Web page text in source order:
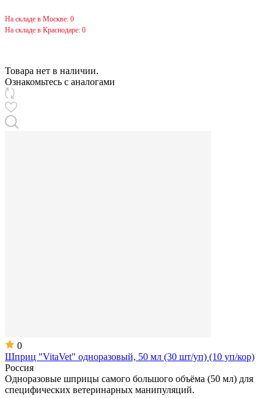
На складе в Москве: 0
На складе в Краснодаре: 0
Товара нет в наличии.
Ознакомьтесь с аналогами
0
Шприц "VitaVet" одноразовый, 50 мл (30 шт/уп) (10 уп/кор)
Россия
Одноразовые шприцы самого большого объёма (50 мл) для
специфических ветеринарных манипуляций.